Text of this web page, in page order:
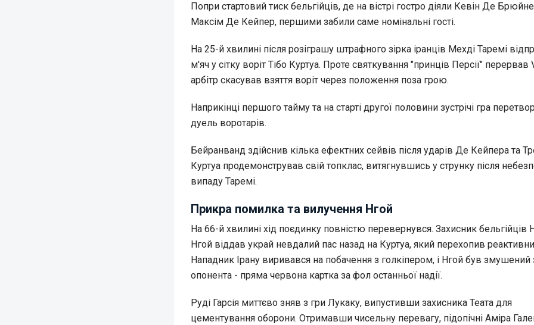
Попри стартовий тиск бельгійців, де на вістрі гостро діяли Кевін Де
Максім Де Кейпер, першими забили саме номінальні гості.
На 25-й хвилині після розіграшу штрафного зірка іранців Мехді Таремі
м'яч у сітку воріт Тібо Куртуа. Проте святкування "принців Персії" перервав
арбітр скасував взяття воріт через положення поза грою.
Наприкінці першого тайму та на старті другої половини зустрічі гра
дуель воротарів.
Бейранванд здійснив кілька ефектних сейвів після ударів Де Кейпера та
Куртуа продемонстрував свій топклас, витягнувшись у струнку після
випаду Таремі.
Прикра помилка та вилучення Нгой
На 66-й хвилині хід поєдинку повністю перевернувся. Захисник бельгійців
Нгой віддав украй невдалий пас назад на Куртуа, який перехопив
Нападник Ірану виривався на побачення з голкіпером, і Нгой був змушений
опонента - пряма червона картка за фол останньої надії.
Руді Гарсія миттєво зняв з гри Лукаку, випустивши захисника Теата для
цементування оборони. Отримавши чисельну перевагу, підопічні Аміра